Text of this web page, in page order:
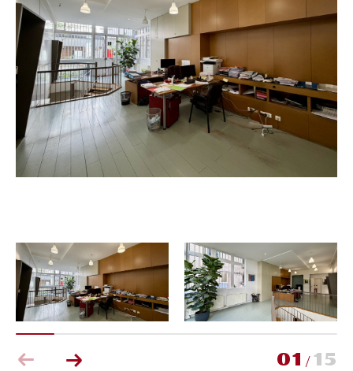
01 / 15
Pièces
1 2 3 4 5+
Localisation
Surface
AFFINER LES
CRITÈRES
Parking Terrasse Piscine